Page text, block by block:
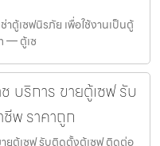
าตู้เซฟนิรภัย เพื่อใช้งานเป็นตู้
— ตู้เซ
บริการ ขายตู้เซฟ รับ
พ ราคาถูก
ยตู้เซฟ รับติดตั้งตู้เซฟ ติดต่อ